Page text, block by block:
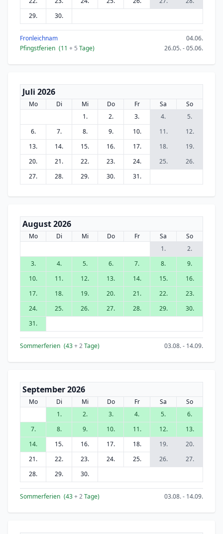
29.
30.
Fronleichnam
04.06.
Pfingstferien (11 + 5 Tage) 26.05. - 05.06.
Juli 2026
Mo Di Mi Do Fr Sa
So
1.
2. 3. 4.
5.
6.
7. 8. 9. 10. 11.
12.
13.
14. 15. 16. 17. 18.
19.
20.
21. 22. 23. 24. 25.
26.
27.
28. 29. 30. 31.
August 2026
Mo Di Mi Do Fr Sa
So
1.
2.
3.
4. 5. 6. 7. 8.
9.
10.
11. 12. 13. 14. 15.
16.
17.
18. 19. 20. 21. 22.
23.
24.
25. 26. 27. 28. 29.
30.
31.
Sommerferien (43+ 2Tage) 03.08. - 14.09.
September 2026
Mo Di Mi Do Fr Sa
So
1.
2. 3. 4. 5.
6.
7.
8. 9. 10. 11. 12.
13.
14.
15. 16. 17. 18. 19.
20.
21.
22. 23. 24. 25. 26.
27.
28.
29. 30.
Sommerferien (43+ 2Tage) 03.08. - 14.09.